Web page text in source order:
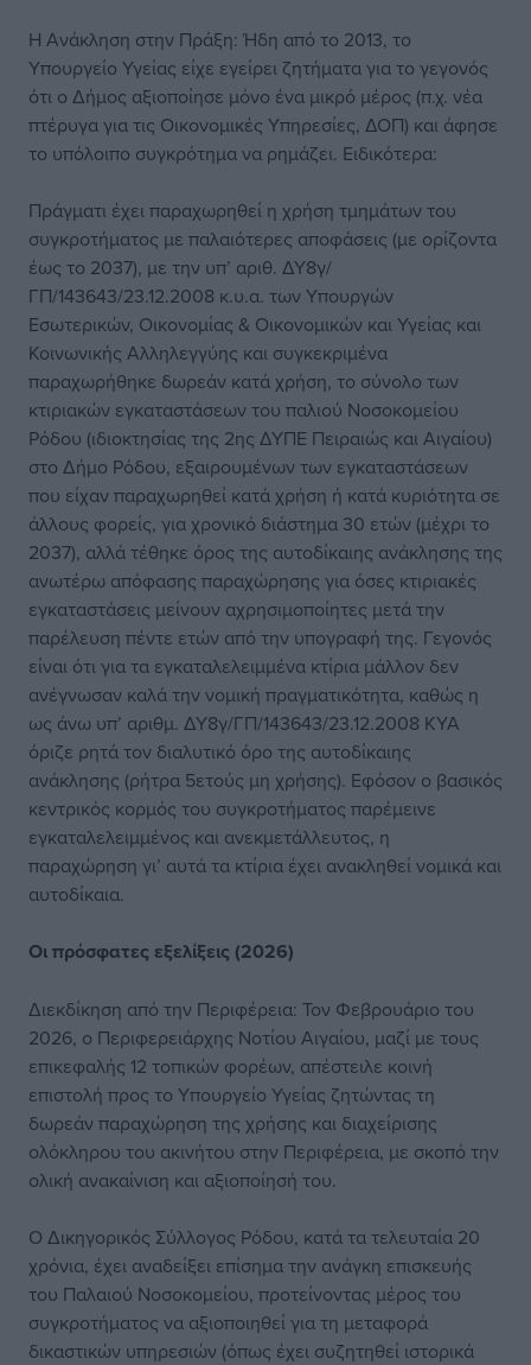
Η Ανάκληση στην Πράξη: Ήδη από το 2013, το
Υπουργείο Υγείας είχε εγείρει ζητήματα για το γεγονός
ότι ο Δήμος αξιοποίησε μόνο ένα μικρό μέρος (π.χ. νέα
πτέρυγα για τις Οικονομικές Υπηρεσίες, ΔΟΠ) και άφησε
το υπόλοιπο συγκρότημα να ρημάζει. Ειδικότερα:
Πράγματι έχει παραχωρηθεί η χρήση τμημάτων του
συγκροτήματος με παλαιότερες αποφάσεις (με ορίζοντα
έως το 2037), με την υπ’ αριθ. ΔΥ8γ/
ΓΠ/143643/23.12.2008 κ.υ.α. των Υπουργών
Εσωτερικών, Οικονομίας & Οικονομικών και Υγείας και
Κοινωνικής Αλληλεγγύης και συγκεκριμένα
παραχωρήθηκε δωρεάν κατά χρήση, το σύνολο των
κτιριακών εγκαταστάσεων του παλιού Νοσοκομείου
Ρόδου (ιδιοκτησίας της 2ης ΔΥΠΕ Πειραιώς και Αιγαίου)
στο Δήμο Ρόδου, εξαιρουμένων των εγκαταστάσεων
που είχαν παραχωρηθεί κατά χρήση ή κατά κυριότητα σε
άλλους φορείς, για χρονικό διάστημα 30 ετών (μέχρι το
2037), αλλά τέθηκε όρος της αυτοδίκαιης ανάκλησης της
ανωτέρω απόφασης παραχώρησης για όσες κτιριακές
εγκαταστάσεις μείνουν αχρησιμοποίητες μετά την
παρέλευση πέντε ετών από την υπογραφή της. Γεγονός
είναι ότι για τα εγκαταλελειμμένα κτίρια μάλλον δεν
ανέγνωσαν καλά την νομική πραγματικότητα, καθώς η
ως άνω υπ’ αριθμ. ΔΥ8γ/ΓΠ/143643/23.12.2008 ΚΥΑ
όριζε ρητά τον διαλυτικό όρο της αυτοδίκαιης
ανάκλησης (ρήτρα 5ετούς μη χρήσης). Εφόσον ο βασικός
κεντρικός κορμός του συγκροτήματος παρέμεινε
εγκαταλελειμμένος και ανεκμετάλλευτος, η
παραχώρηση γι’ αυτά τα κτίρια έχει ανακληθεί νομικά και
αυτοδίκαια.
Οι πρόσφατες εξελίξεις (2026)
Διεκδίκηση από την Περιφέρεια: Τον Φεβρουάριο του
2026, ο Περιφερειάρχης Νοτίου Αιγαίου, μαζί με τους
επικεφαλής 12 τοπικών φορέων, απέστειλε κοινή
επιστολή προς το Υπουργείο Υγείας ζητώντας τη
δωρεάν παραχώρηση της χρήσης και διαχείρισης
ολόκληρου του ακινήτου στην Περιφέρεια, με σκοπό την
ολική ανακαίνιση και αξιοποίησή του.
Ο Δικηγορικός Σύλλογος Ρόδου, κατά τα τελευταία 20
χρόνια, έχει αναδείξει επίσημα την ανάγκη επισκευής
του Παλαιού Νοσοκομείου, προτείνοντας μέρος του
συγκροτήματος να αξιοποιηθεί για τη μεταφορά
δικαστικών υπηρεσιών (όπως έχει συζητηθεί ιστορικά